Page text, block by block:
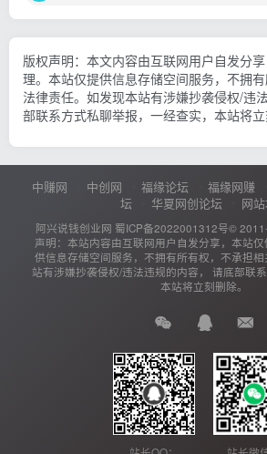
版权声明：本文内容由互联网用户自发分
理。本站仅提供信息存储空间服务，不拥
法律责任。如发现本站有涉嫌抄袭侵权/违
部联系方式私聊举报，一经查实，本站将立
中赚网 中创网 福缘论坛 福缘网赚
坛
华夏网创论坛 网
阿兴说钱创业网 蜀ICP备2022001312号©
声明：本站内容由互联网用户自发分享，本站
供信息存储空间服务，不拥有所有权，不承担
站有涉嫌抄袭侵权/违法违规的内容， 请底部联
本站将立刻删除。